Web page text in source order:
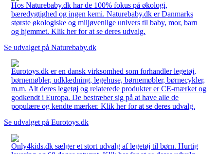
Hos Naturebaby.dk har de 100% fokus på økologi,
bæredygtighed og ingen kemi. Naturebaby.dk er Danmarks
største økologiske og miljøvenlige univers til baby, mor, barn
og hjemmet. Klik her for at se deres udvalg.
Se udvalget på Naturebaby.dk
Eurotoys.dk er en dansk virksomhed som forhandler legetøj,
børnemøbler, udklædning, legehuse, børnemøbler, børnecykler,
m.m. Alt deres legetøj og relaterede produkter er CE-mærket og
godkendt i Europa. De bestræber sig på at have alle de
populære og kendte mærker. Klik her for at se deres udvalg.
Se udvalget på Eurotoys.dk
Only4kids.dk sælger et stort udvalg af legetøj til børn. Hurtig